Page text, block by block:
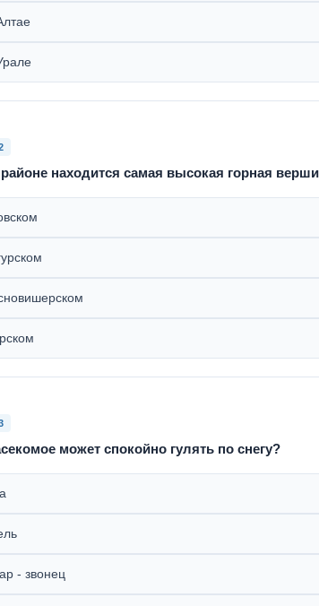
находится самая высокая горная
может спокойно гулять по снегу?
- звонец